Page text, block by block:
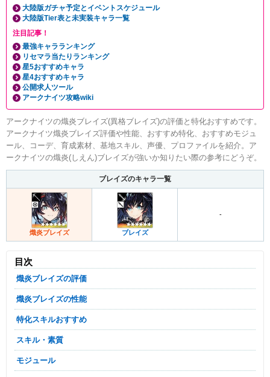
大陸版ガチャ予定とイベントスケジュール
大陸版Tier表と未実装キャラ一覧
注目記事！
最強キャラランキング
リセマラ当たりランキング
星5おすすめキャラ
星4おすすめキャラ
公開求人ツール
アークナイツ攻略wiki
アークナイツの熾炎ブレイズ(異格ブレイズ)の評価と特化おすすめです。
アークナイツ熾炎ブレイズ評価や性能、おすすめ特化、おすすめモジュ
ール、コーデ、育成素材、基地スキル、声優、プロファイルを紹介。ア
ークナイツの熾炎(しえん)ブレイズが強いか知りたい際の参考にどうぞ。
ブレイズのキャラ一覧
熾炎ブレイズ ブレイズ
-
目次
熾炎ブレイズの評価
熾炎ブレイズの性能
特化スキルおすすめ
スキル・素質
モジュール